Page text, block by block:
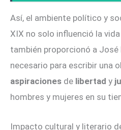
Así, el ambiente político y
XIX no solo influenció la
también proporcionó a
necesario para escribir una
aspiraciones de libertad y
hombres y mujeres en su
Impacto cultural y literario